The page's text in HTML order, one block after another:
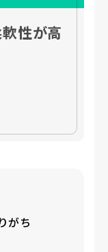
軟性が高
がち